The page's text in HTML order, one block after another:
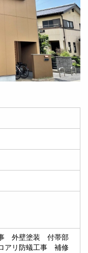
　外壁塗装　付帯部
アリ防蟻工事　補修